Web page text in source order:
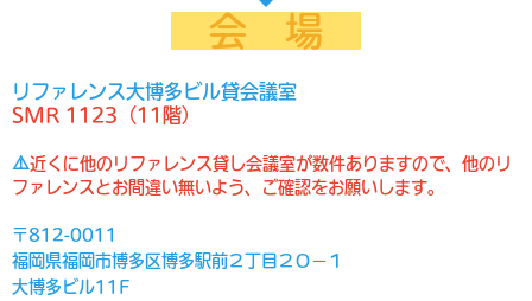
会 場
リファレンス大博多ビル貸会議室
SMR 1123（11階）
⚠️近くに他のリファレンス貸し会議室が数件ありますので、他のリ
ファレンスとお間違い無いよう、ご確認をお願いします。
〒812-0011
福岡県福岡市博多区博多駅前２丁目２０−１
大博多ビル11F